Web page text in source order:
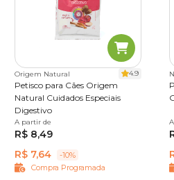
Origem Natural 4.9
Petisco para Cães Origem
Natural Cuidados Especiais
Digestivo
65 g 250 g
A partir de
R$ 8,49
R$ 7,64
-10%
Compra Programada